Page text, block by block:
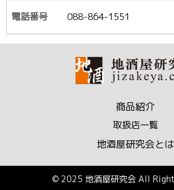
088-864-1551
商品紹介
取扱店一覧
地酒屋研究会とは
© 2025 地酒屋研究会 All